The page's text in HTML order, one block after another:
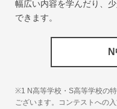
幅広い内容を学んだり、
できます。
※1 N高等学校・S高等学校の
ございます。コンテストへの